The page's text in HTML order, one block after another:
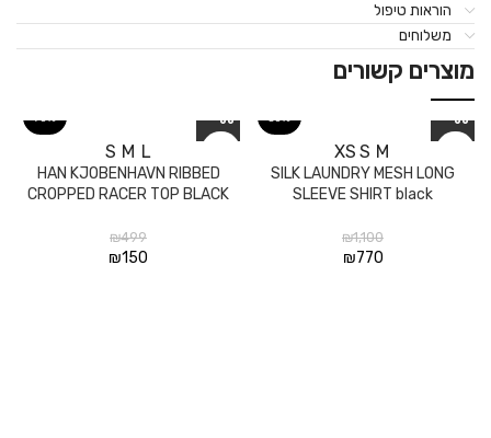
הוראות טיפול
משלוחים
מוצרים קשורים
M
S
XS
SILK LAUNDRY MESH LONG
SLEEVE SHIRT black
₪1,100
₪770
L
M
S
HAN KJOBENHAVN RIBBED
CROPPED RACER TOP BLACK
₪499
₪150